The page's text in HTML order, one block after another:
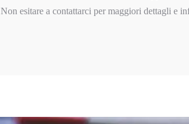
Non esitare a contattarci per maggiori dettagli e